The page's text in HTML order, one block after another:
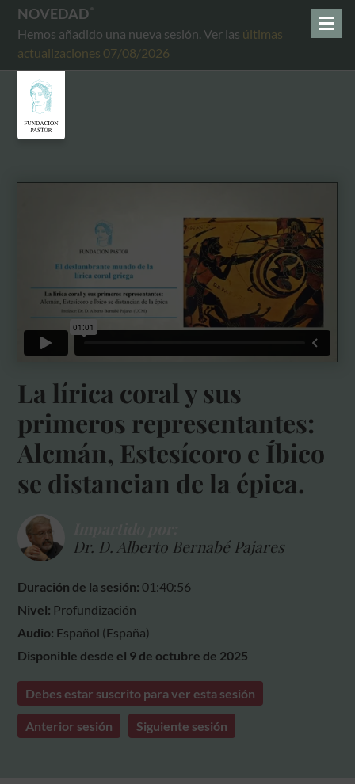
NOVEDAD
Hemos añadido una nueva sesión. Ver las últimas
actualizaciones 07/08/2026
La lírica coral y sus
primeros representantes:
Alcmán, Estesícoro e Íbico
se distancian de la épica.
Dr. D. Alberto Bernabé Pajares
Duración de la sesión:01:40:56
Nivel: Profundización
Audio: Español (España)
Disponible desde el 9 de octubre de 2025
Debes estar suscrito para ver esta sesión
Anterior sesión Siguiente sesión